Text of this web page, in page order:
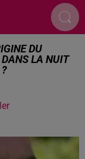
DU
DANS LA NUIT